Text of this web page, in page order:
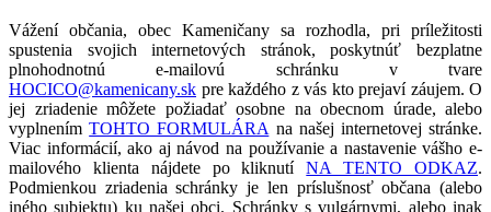
Vážení občania, obec Kameničany sa rozhodla, pri príležitosti
spustenia svojich internetových stránok, poskytnúť bezplatne
plnohodnotnú e-mailovú schránku v tvare
HOCICO@kamenicany.sk pre každého z vás kto prejaví záujem. O
jej zriadenie môžete požiadať osobne na obecnom úrade, alebo
vyplnenímTOHTO FORMULÁRA na našej internetovej stránke.
Viac informácií, ako aj návod na používanie a nastavenie vášho e-
mailového klienta nájdete po kliknutíNA TENTO ODKAZ.
Podmienkou zriadenia schránky je len príslušnosť občana (alebo
iného subjektu) ku našej obci. Schránky s vulgárnymi, alebo inak